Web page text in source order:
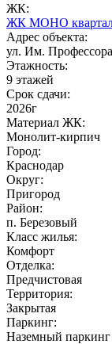
ЖК:
ЖК МОНО
Адрес объекта:
ул. Им.
Этажность:
9 этажей
Срок сдачи:
2026г
Материал ЖК:
Монолит-кирпич
Город:
Краснодар
Округ:
Пригород
Район:
п. Березовый
Класс жилья:
Комфорт
Отделка:
Предчистовая
Территория:
Закрытая
Паркинг:
Наземный паркинг